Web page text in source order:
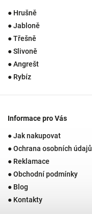
● Hrušně
● Jabloně
● Třešně
● Slivoně
● Angrešt
● Rybíz
Informace pro Vás
● Jak nakupovat
● Ochrana osobních údajů
● Reklamace
● Obchodní podmínky
● Blog
● Kontakty